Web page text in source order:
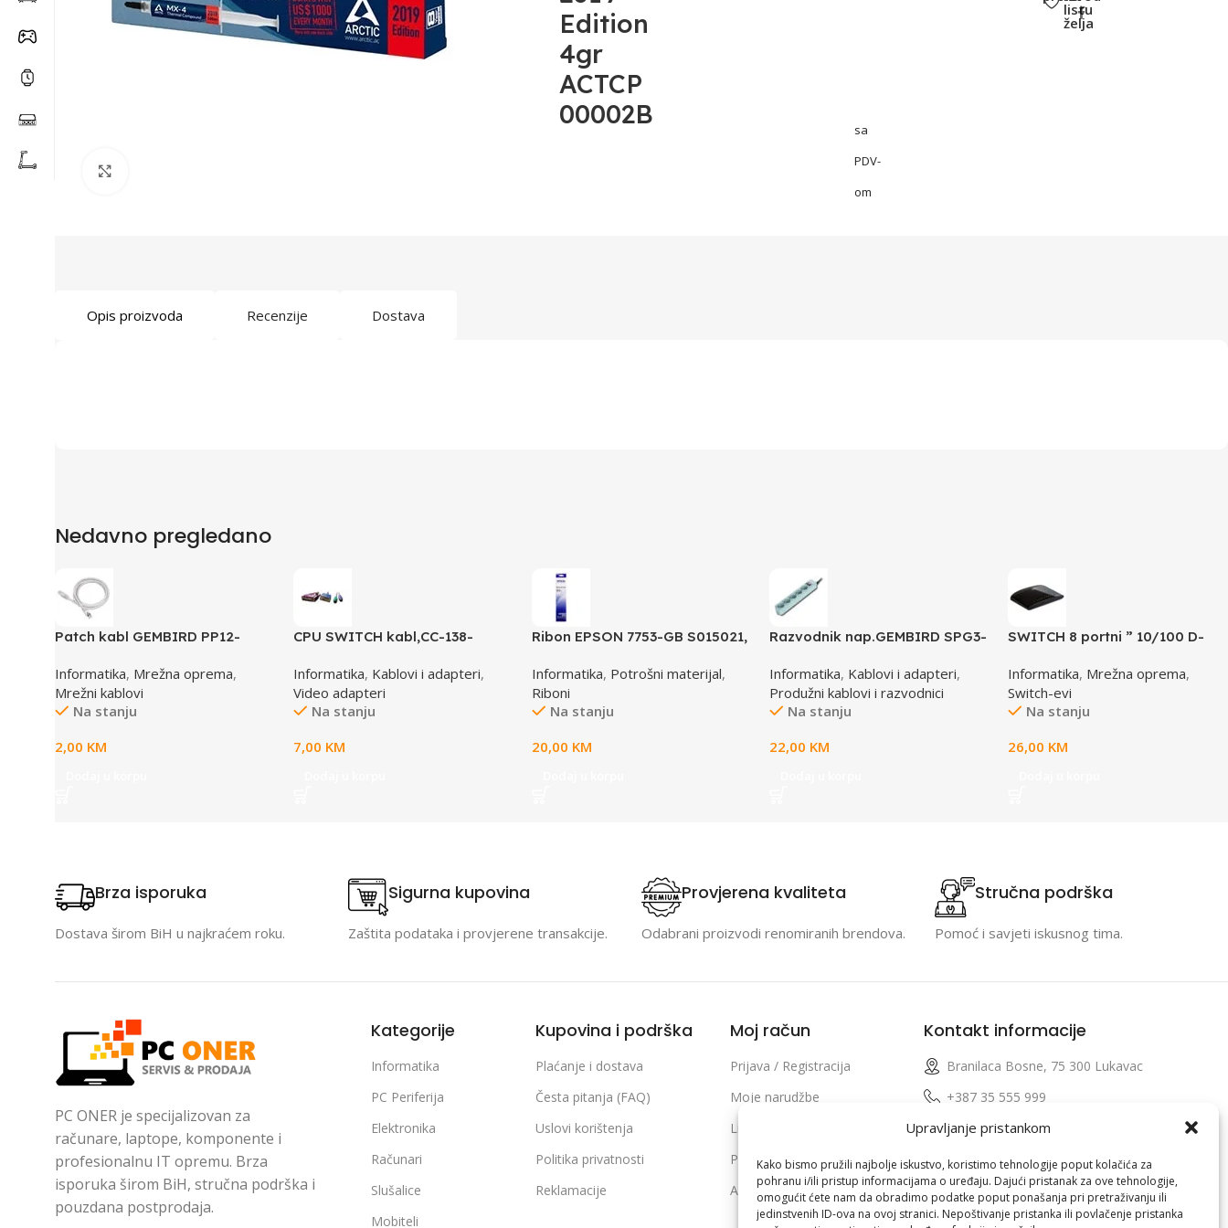
Upravljanje pristankom
Kako bismo pružili najbolje iskustvo, koristimo tehnologije poput kolačića za
pohranu i/ili pristup informacijama o uređaju. Dajući pristanak za ove tehnologije,
omogućit ćete nam da obradimo podatke poput ponašanja pri pretraživanju ili
jedinstvenih ID-ova na ovoj stranici. Nepoštivanje pristanka ili povlačenje pristanka
Edition
4gr
ACTCP
00002B
sa
PDV-
om
listu
želja
Opis proizvoda Recenzije Dostava
Nedavno pregledano
Patch kabl GEMBIRD PP12-
Informatika, Mrežna oprema,
Mrežni kablovi
Na stanju
2,00 KM
CPU SWITCH kabl,CC-138-
Informatika, Kablovi i adapteri,
Video adapteri
Na stanju
7,00 KM
Ribon EPSON 7753-GB S015021,
(A4)S015633
Informatika, Potrošni materijal,
Riboni
Na stanju
20,00 KM
Razvodnik nap.GEMBIRD SPG3-
osigurač, prenaponska zaštita
Informatika, Kablovi i adapteri,
Produžni kablovi i razvodnici
Na stanju
22,00 KM
SWITCH 8 portni ” 10/100 D-
Informatika, Mrežna oprema,
Switch-evi
Na stanju
26,00 KM
Brza isporuka
Dostava širom BiH u najkraćem roku.
Sigurna kupovina
Zaštita podataka i provjerene transakcije.
Provjerena kvaliteta
Odabrani proizvodi renomiranih brendova.
Stručna podrška
Pomoć i savjeti iskusnog tima.
PC ONER je specijalizovan za
računare, laptope, komponente i
profesionalnu IT opremu. Brza
isporuka širom BiH, stručna podrška i
pouzdana postprodaja.
Kategorije
Informatika
PC Periferija
Elektronika
Računari
Slušalice
Mobiteli
Kupovina i podrška
Plaćanje i dostava
Česta pitanja (FAQ)
Uslovi korištenja
Politika privatnosti
Reklamacije
Moj račun
Prijava / Registracija
Moje narudžbe
Lista želja
Poređenje proizvoda
Adrese i podaci profila
Kontakt informacije
Branilaca Bosne, 75 300 Lukavac
+387 35 555 999
info@pconer.ba
ID: 4210115760008
PDV : 210115760008